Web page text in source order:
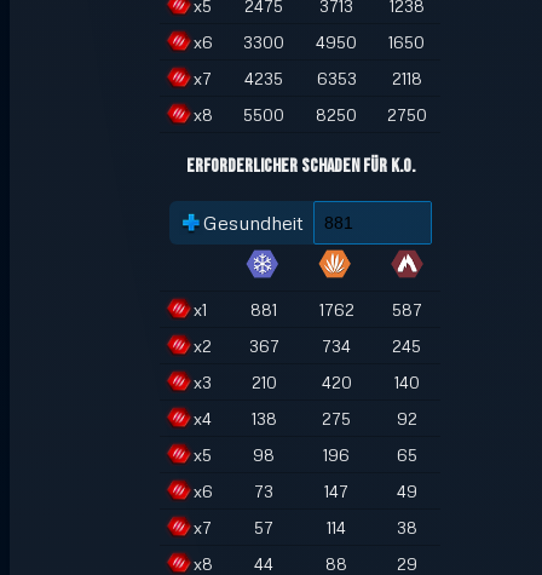
x5 2475 3713
1238
x6 3300 4950
1650
x7 4235 6353
2118
x8 5500 8250 2750
Erforderlicher Schaden für K.O.
Gesundheit
x1 881 1762
587
x2 367 734
245
x3 210 420
140
x4 138 275
92
x5 98 196
65
x6 73 147
49
x7 57 114
38
x8 44 88 29